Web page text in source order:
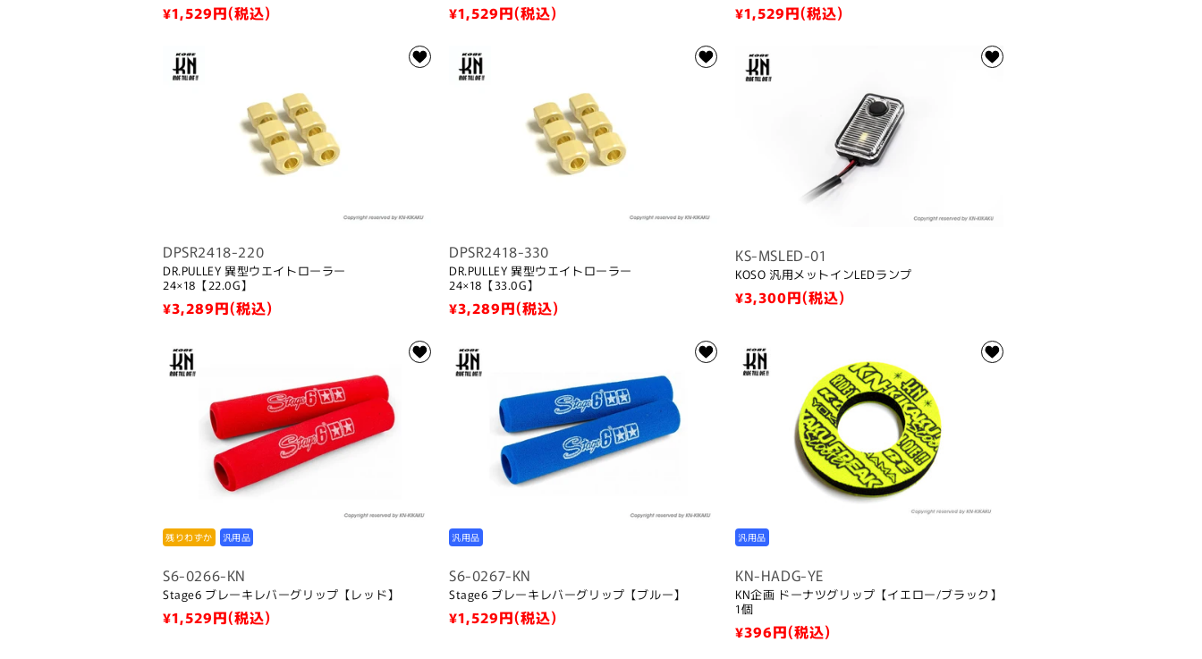
通
価
格
¥1,529円(税込)
通
価
格
¥1,529円(税込)
通
価
格
¥1,529円(税込)
DPSR2418-220
DR.PULLEY 異型ウエイトローラー
24×18【22.0G】
通
価
格
¥3,289円(税込)
DPSR2418-330
DR.PULLEY 異型ウエイトローラー
24×18【33.0G】
通
価
格
¥3,289円(税込)
KS-MSLED-01
KOSO 汎用メットインLEDランプ
通
格
¥3,300円(税込)
残りわずか 汎用品
S6-0266-KN
Stage6 ブレーキレバーグリップ【レッド】
通
¥1,529円(税込)
汎用品
S6-0267-KN
Stage6 ブレーキレバーグリップ【ブルー】
通
¥1,529円(税込)
汎用品
KN-HADG-YE
KN企画 ドーナツグリップ【イエロー/ブラック】
1個
通
¥396円(税込)